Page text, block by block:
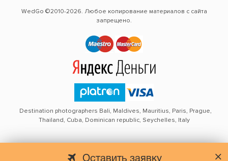
Оставить заявку
WedGo ©2010-2026. Любое копирование материалов с сайта
запрещено.
Destination photographers Bali, Maldives, Mauritius, Paris, Prague,
Thailand, Cuba, Dominican republic, Seychelles, Italy